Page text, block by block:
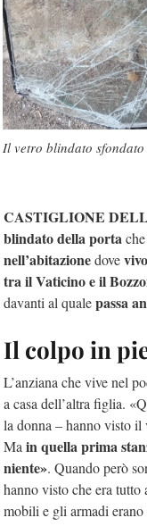
Il vetro blindato
CASTIGLIONE
blindato della porta
nell’abitazionedove
tra il Vaticino e il
davanti al qualepassa
Il colpo in
L’anziana che vive nel
a casa dell’altra figlia.
la donna – hanno visto il
Ma in quella prima
niente». Quando però
hanno visto che era tutto
mobili e gli armadi